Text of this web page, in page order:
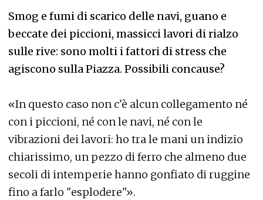
Smog e fumi di scarico delle navi, guano e
beccate dei piccioni, massicci lavori di rialzo
sulle rive: sono molti i fattori di stress che
agiscono sulla Piazza. Possibili concause?
«In questo caso non c'è alcun collegamento né
con i piccioni, né con le navi, né con le
vibrazioni dei lavori: ho tra le mani un indizio
chiarissimo, un pezzo di ferro che almeno due
secoli di intemperie hanno gonfiato di ruggine
fino a farlo "esplodere"».